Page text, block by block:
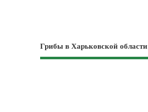
Грибы в Харьковской области